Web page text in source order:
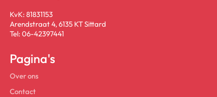
KvK: 81831153
Arendstraat 4, 6135 KT Sittard
Tel: 06-42397441
Pagina's
Over ons
Contact